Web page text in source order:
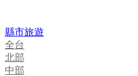
縣市旅遊
全台
北部
中部